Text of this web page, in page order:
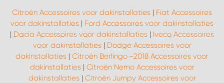
Citroën Accessoires voor dakinstallaties | Fiat Accessoires
voor dakinstallaties | Ford Accessoires voor dakinstallaties
| Dacia Accessoires voor dakinstallaties | Iveco Accessoires
voor dakinstallaties | Dodge Accessoires voor
dakinstallaties | Citroën Berlingo -2018 Accessoires voor
dakinstallaties | Citroën Nemo Accessoires voor
dakinstallaties | Citroën Jumpy Accessoires voor